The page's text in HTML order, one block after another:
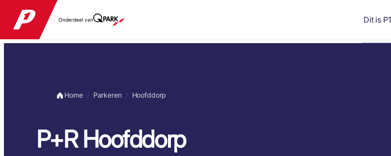
Onderdeel van Dit is P1
Home Parkeren Hoofddorp
P+R Hoofddorp